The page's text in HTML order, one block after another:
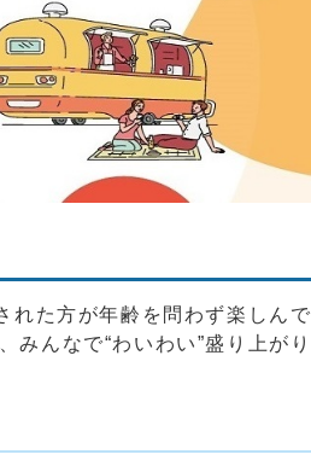
た方が年齢を問わず楽しんで
みんなで“わいわい”盛り上がり